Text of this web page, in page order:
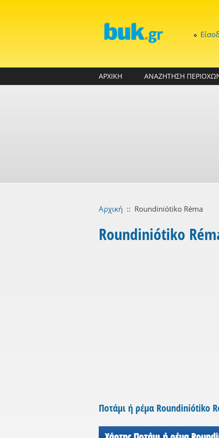
ΑΡΧΙΚΗ ΑΝΑΖΗΤΗΣΗ
Αρχική :: Roundiniótiko Réma
Roundiniótiko
Ποτάμι ή ρέμα Roundiniótiko